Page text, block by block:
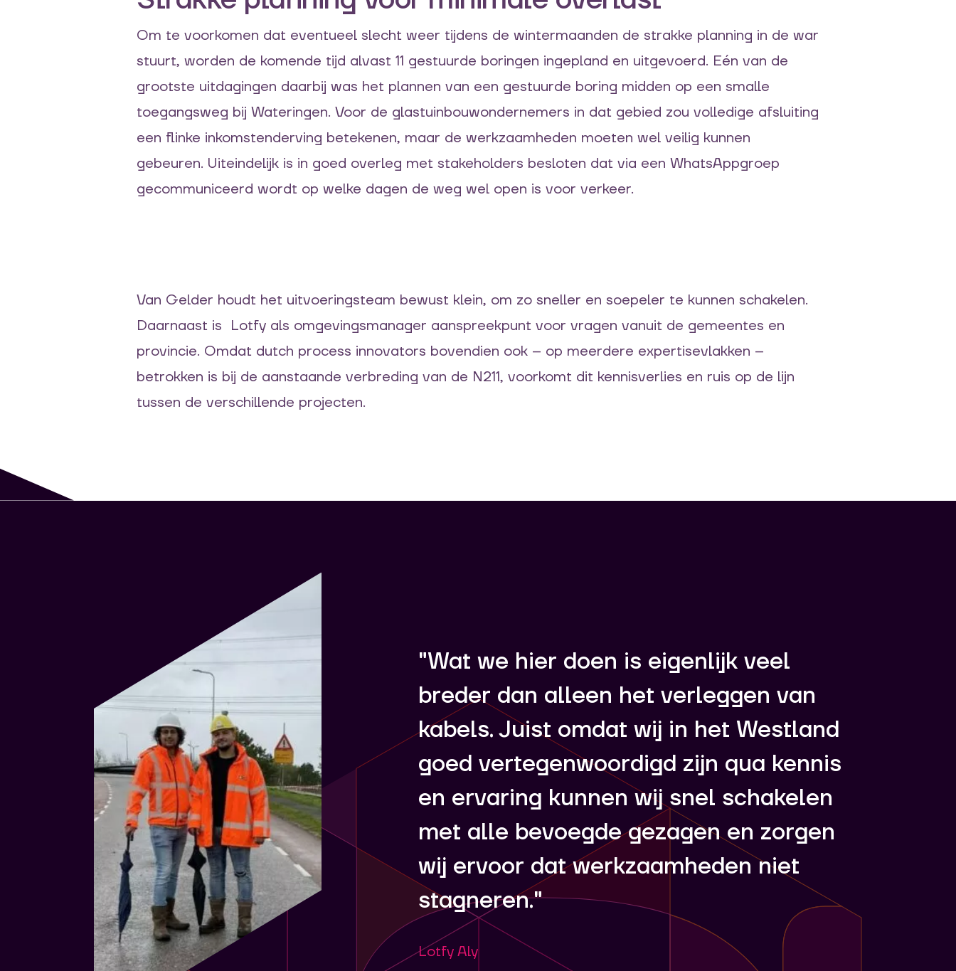
Om te voorkomen dat eventueel slecht weer tijdens de wintermaanden de strakke planning in de war
stuurt, worden de komende tijd alvast 11 gestuurde boringen ingepland en uitgevoerd. Eén van de
grootste uitdagingen daarbij was het plannen van een gestuurde boring midden op een smalle
toegangsweg bij Wateringen. Voor de glastuinbouwondernemers in dat gebied zou volledige afsluiting
een flinke inkomstenderving betekenen, maar de werkzaamheden moeten wel veilig kunnen
gebeuren. Uiteindelijk is in goed overleg met stakeholders besloten dat via een WhatsAppgroep
gecommuniceerd wordt op welke dagen de weg wel open is voor verkeer.
Van Gelder houdt het uitvoeringsteam bewust klein, om zo sneller en soepeler te kunnen schakelen.
Daarnaast is Lotfy als omgevingsmanager aanspreekpunt voor vragen vanuit de gemeentes en
provincie. Omdat dutch process innovators bovendien ook – op meerdere expertisevlakken –
betrokken is bij de aanstaande verbreding van de N211, voorkomt dit kennisverlies en ruis op de lijn
tussen de verschillende projecten.
"Wat we hier doen is eigenlijk veel
breder dan alleen het verleggen van
kabels. Juist omdat wij in het Westland
goed vertegenwoordigd zijn qua kennis
en ervaring kunnen wij snel schakelen
met alle bevoegde gezagen en zorgen
wij ervoor dat werkzaamheden niet
stagneren."
Lotfy Aly